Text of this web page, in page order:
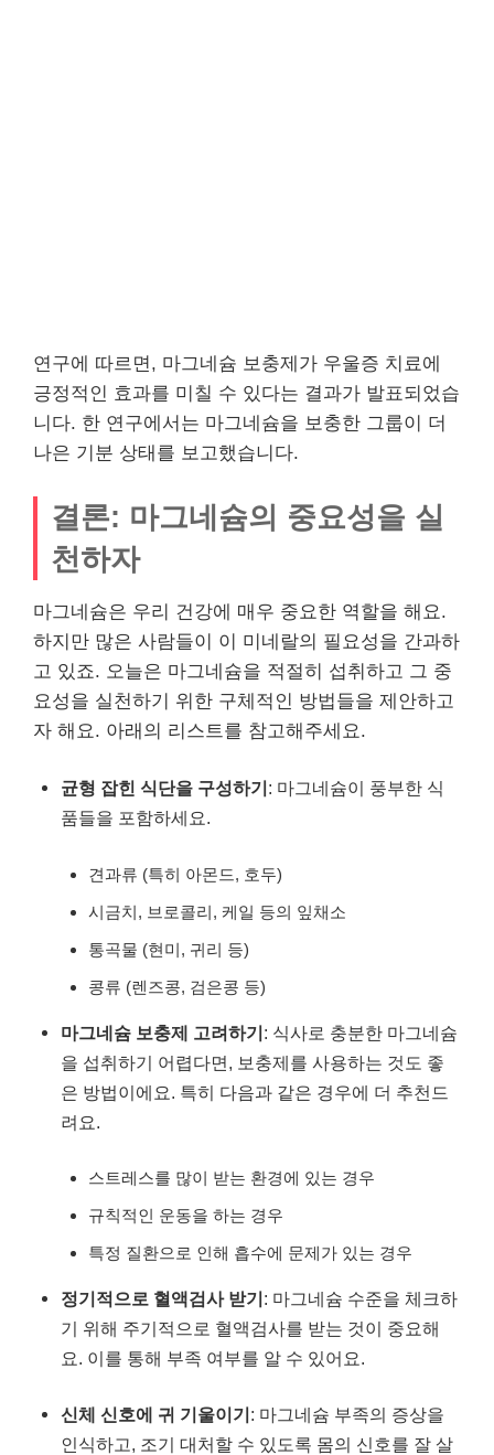
연구에 따르면, 마그네슘 보충제가 우울증 치료에
긍정적인 효과를 미칠 수 있다는 결과가 발표되었습
니다. 한 연구에서는 마그네슘을 보충한 그룹이 더
나은 기분 상태를 보고했습니다.
결론: 마그네슘의 중요성을 실
천하자
마그네슘은 우리 건강에 매우 중요한 역할을 해요.
하지만 많은 사람들이 이 미네랄의 필요성을 간과하
고 있죠. 오늘은 마그네슘을 적절히 섭취하고 그 중
요성을 실천하기 위한 구체적인 방법들을 제안하고
자 해요. 아래의 리스트를 참고해주세요.
균형 잡힌 식단을 구성하기: 마그네슘이 풍부한 식
품들을 포함하세요.
견과류 (특히 아몬드, 호두)
시금치, 브로콜리, 케일 등의 잎채소
통곡물 (현미, 귀리 등)
콩류 (렌즈콩, 검은콩 등)
마그네슘 보충제 고려하기: 식사로 충분한 마그네슘
을 섭취하기 어렵다면, 보충제를 사용하는 것도 좋
은 방법이에요. 특히 다음과 같은 경우에 더 추천드
려요.
스트레스를 많이 받는 환경에 있는 경우
규칙적인 운동을 하는 경우
특정 질환으로 인해 흡수에 문제가 있는 경우
정기적으로 혈액검사 받기: 마그네슘 수준을 체크하
기 위해 주기적으로 혈액검사를 받는 것이 중요해
요. 이를 통해 부족 여부를 알 수 있어요.
신체 신호에 귀 기울이기: 마그네슘 부족의 증상을
인식하고, 조기 대처할 수 있도록 몸의 신호를 잘 살